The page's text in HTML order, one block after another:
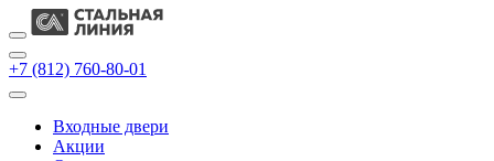
+7 (812) 760-80-01
Входные двери
Акции